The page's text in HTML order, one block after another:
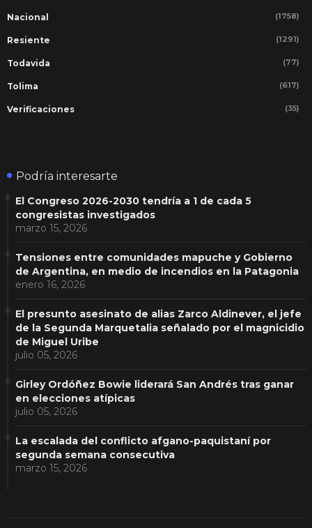
Nacional (1758)
Resiente (1291)
Todavida (77)
Tolima (617)
Verificaciones (35)
Podría interesarte
El Congreso 2026-2030 tendría a 1 de cada 5
congresistas investigados
marzo 15, 2026
Tensiones entre comunidades mapuche y Gobierno
de Argentina, en medio de incendios en la Patagonia
enero 16, 2026
El presunto asesinato de alias Zarco Aldinever, el jefe
de la Segunda Marquetalia señalado por el magnicidio
de Miguel Uribe
julio 05, 2026
Girley Ordóñez Bowie liderará San Andrés tras ganar
en elecciones atípicas
julio 05, 2026
La escalada del conflicto afgano-paquistaní por
segunda semana consecutiva
marzo 15, 2026